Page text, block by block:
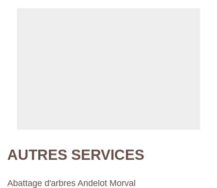
AUTRES SERVICES
Abattage d'arbres Andelot Morval